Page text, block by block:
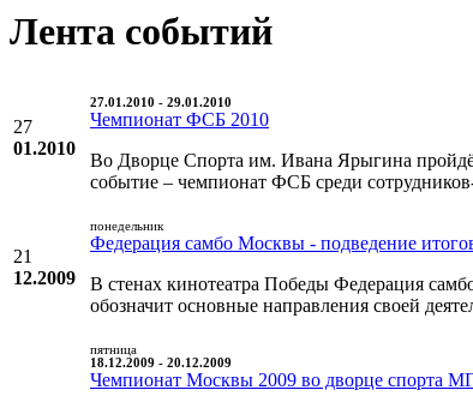
Лента событий
27
01.2010
27.01.2010 - 29.01.2010
Чемпионат ФСБ 2010
Во Дворце Спорта им. Ивана Ярыгина
событие – чемпионат ФСБ среди
21
12.2009
понедельник
Федерация самбо Москвы - подведение
В стенах кинотеатра Победы Федерация
обозначит основные направления своей
пятница
18.12.2009 - 20.12.2009
Чемпионат Москвы 2009 во дворце спорта